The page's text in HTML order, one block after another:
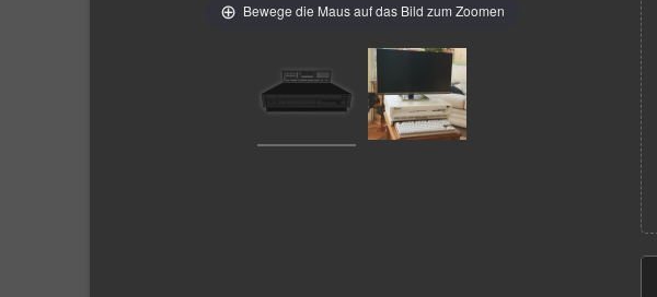
Bewege die Maus auf das Bild zum Zoomen